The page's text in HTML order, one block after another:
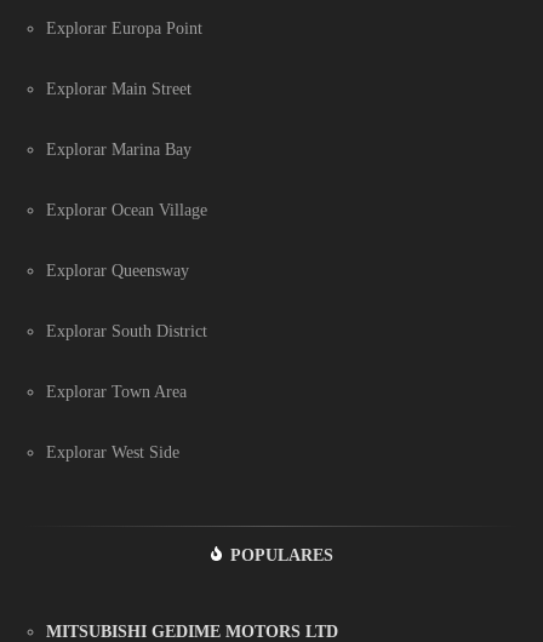
Explorar Europa Point
Explorar Main Street
Explorar Marina Bay
Explorar Ocean Village
Explorar Queensway
Explorar South District
Explorar Town Area
Explorar West Side
POPULARES
MITSUBISHI GEDIME MOTORS LTD